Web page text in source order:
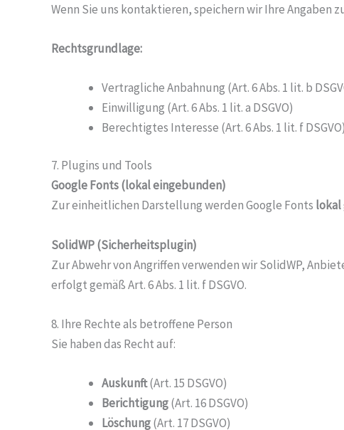
Wenn Sie uns kontaktieren, speichern wir Ihre Angaben
Rechtsgrundlage:
Vertragliche Anbahnung (Art. 6 Abs. 1 lit. b
Einwilligung (Art. 6 Abs. 1 lit. a DSGVO)
Berechtigtes Interesse (Art. 6 Abs. 1 lit. f DSGVO)
7. Plugins und Tools
Google Fonts (lokal eingebunden)
Zur einheitlichen Darstellung werden Google Fonts lokal
SolidWP (Sicherheitsplugin)
Zur Abwehr von Angriffen verwenden wir SolidWP,
erfolgt gemäß Art. 6 Abs. 1 lit. f DSGVO.
8. Ihre Rechte als betroffene Person
Sie haben das Recht auf:
Auskunft(Art. 15 DSGVO)
Berichtigung(Art. 16 DSGVO)
Löschung(Art. 17 DSGVO)